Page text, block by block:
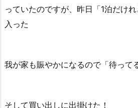
っていたのですが、昨日「1泊だけ
入った
我が家も賑やかになるので「待って
そして買い出しに出掛けた！